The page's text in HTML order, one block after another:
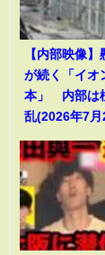
【内部映像
が続く「イオ
本」 内部は
乱(2026年7月